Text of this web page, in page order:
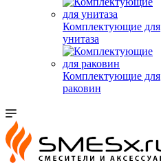
Комплектующие для
унитаза
Комплектующие для
раковин